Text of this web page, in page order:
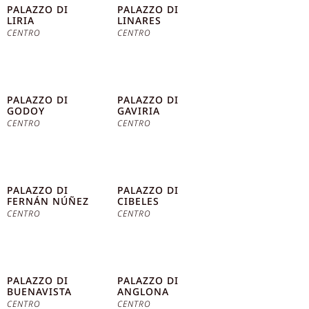
PALAZZO DI
LIRIA
CENTRO
PALAZZO DI
LINARES
CENTRO
PALAZZO DI
GODOY
CENTRO
PALAZZO DI
GAVIRIA
CENTRO
PALAZZO DI
FERNÁN NÚÑEZ
CENTRO
PALAZZO DI
CIBELES
CENTRO
PALAZZO DI
BUENAVISTA
CENTRO
PALAZZO DI
ANGLONA
CENTRO